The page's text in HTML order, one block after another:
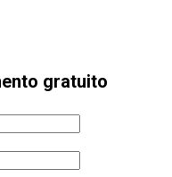
gratuito